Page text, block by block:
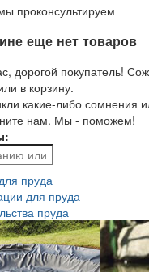
проконсультируем
еще нет товаров
дорогой покупатель!
в корзину.
какие-либо сомнения
нам. Мы - поможем!
пруда
для пруда
пруда